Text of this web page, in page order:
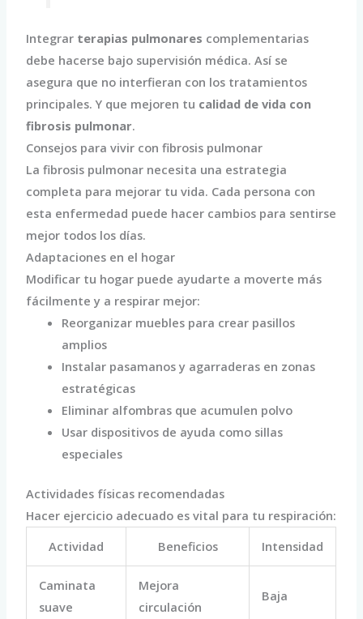
Integrar terapias pulmonares complementarias
debe hacerse bajo supervisión médica. Así se
asegura que no interfieran con los tratamientos
principales. Y que mejoren tu calidad de vida con
fibrosis pulmonar.
Consejos para vivir con fibrosis pulmonar
La fibrosis pulmonar necesita una estrategia
completa para mejorar tu vida. Cada persona con
esta enfermedad puede hacer cambios para sentirse
mejor todos los días.
Adaptaciones en el hogar
Modificar tu hogar puede ayudarte a moverte más
fácilmente y a respirar mejor:
Reorganizar muebles para crear pasillos
amplios
Instalar pasamanos y agarraderas en zonas
estratégicas
Eliminar alfombras que acumulen polvo
Usar dispositivos de ayuda como sillas
especiales
Actividades físicas recomendadas
Hacer ejercicio adecuado es vital para tu respiración:
Actividad
Beneficios Intensidad
Caminata
suave
Mejora
circulación
Baja